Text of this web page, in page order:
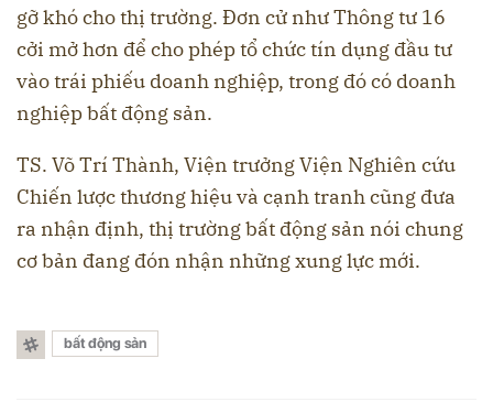
gỡ khó cho thị trường. Đơn cử như Thông tư 16
cởi mở hơn để cho phép tổ chức tín dụng đầu tư
vào trái phiếu doanh nghiệp, trong đó có doanh
nghiệp bất động sản.
TS. Võ Trí Thành, Viện trưởng Viện Nghiên cứu
Chiến lược thương hiệu và cạnh tranh cũng đưa
ra nhận định, thị trường bất động sản nói chung
cơ bản đang đón nhận những xung lực mới.
bất động sản